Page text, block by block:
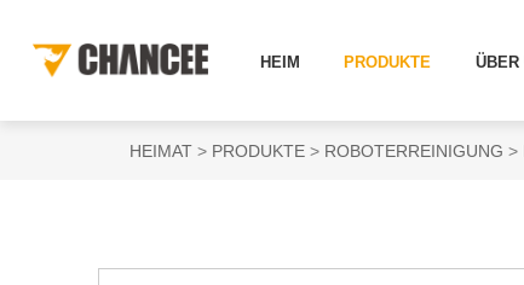
HEIM PRODUKTE ÜBER
HEIMAT PRODUKTE ROBOTERREINIGUNG